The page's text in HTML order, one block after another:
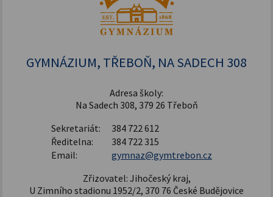
GYMNÁZIUM, TŘEBOŇ, NA SADECH 308
Adresa školy:
Na Sadech 308, 379 26 Třeboň
Sekretariát:
384 722 612
Ředitelna:
384 722 315
Email:
gymnaz@gymtrebon.cz
Zřizovatel: Jihočeský kraj,
U Zimního stadionu 1952/2, 370 76 České Budějovice